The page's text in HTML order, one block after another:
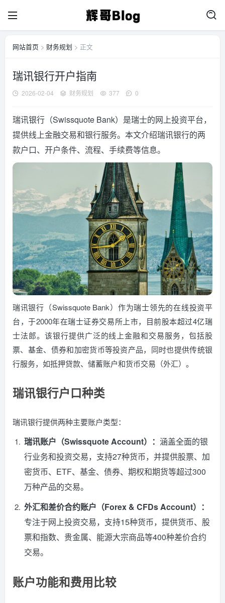
网站首页 > 财务规划 > 正文
瑞讯银行开户指南
2026-02-04 财务规划 377 0
瑞讯银行（Swissquote Bank）是瑞士的网上投资平台，
提供线上金融交易和银行服务。本文介绍瑞讯银行的两
款户口、开户条件、流程、手续费等信息。
瑞讯银行（Swissquote Bank）作为瑞士领先的在线投资平
台，于2000年在瑞士证券交易所上市，目前股本超过4亿瑞
士法郎。该银行提供广泛的线上金融和交易服务，包括股
票、基金、债券和加密货币等投资产品，同时也提供传统银
行服务，如抵押贷款、储蓄账户和货币交易（外汇）。
瑞讯银行户口种类
瑞讯银行提供两种主要账户类型：
瑞讯账户（Swissquote Account）： 涵盖全面的银
行业务和投资交易，支持27种货币，并提供股票、加
密货币、ETF、基金、债券、期权和期货等超过300
万种产品的交易。
外汇和差价合约账户（Forex & CFDs Account）：
专注于网上投资交易，支持15种货币，提供货币、股
票和指数、贵金属、能源大宗商品等400种差价合约
交易。
账户功能和费用比较